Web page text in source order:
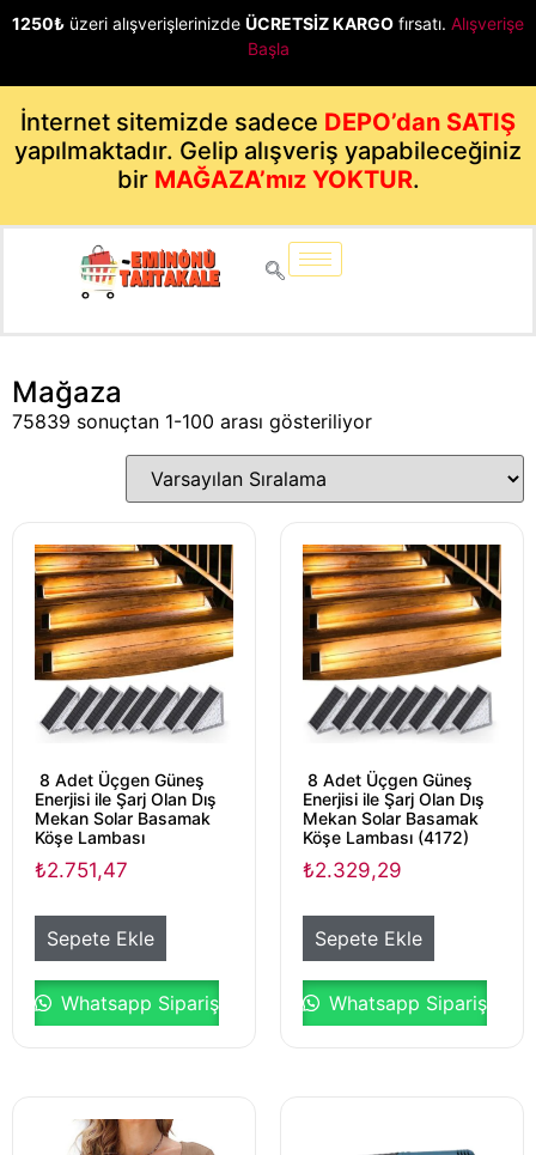
1250₺ üzeri alışverişlerinizde ÜCRETSİZ KARGO fırsatı. Alışverişe
Başla
İnternet sitemizde sadece DEPO’dan SATIŞ
yapılmaktadır. Gelip alışveriş yapabileceğiniz
bir MAĞAZA’mız YOKTUR.
Mağaza
75839 sonuçtan 1-100 arası gösteriliyor
8 Adet Üçgen Güneş
Enerjisi ile Şarj Olan Dış
Mekan Solar Basamak
Köşe Lambası
₺2.751,47
Sepete Ekle
Whatsapp Sipariş
8 Adet Üçgen Güneş
Enerjisi ile Şarj Olan Dış
Mekan Solar Basamak
Köşe Lambası (4172)
₺2.329,29
Sepete Ekle
Whatsapp Sipariş